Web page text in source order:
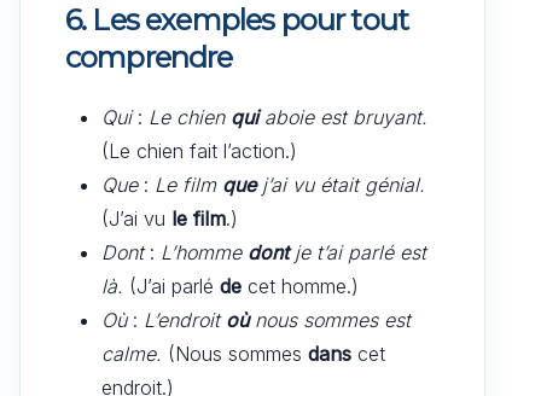
6. Les exemples pour tout
comprendre
Qui: Le chien quiaboie est bruyant.
(Le chien fait l’action.)
Que: Le film quej’ai vu était génial.
(J’ai vu le film.)
Dont: L’homme dontje t’ai parlé est
là. (J’ai parlé de cet homme.)
Où: L’endroit oùnous sommes est
calme. (Nous sommes dans cet
endroit.)